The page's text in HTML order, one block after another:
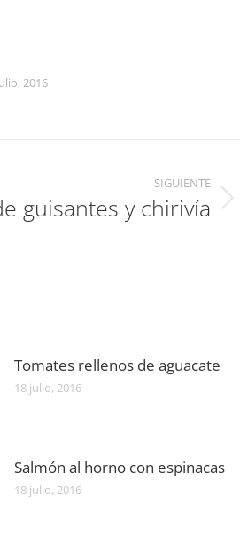
2016
SIGUIENTE
guisantes y chirivía
Tomates rellenos de aguacate
18 julio, 2016
Salmón al horno con espinacas
18 julio, 2016